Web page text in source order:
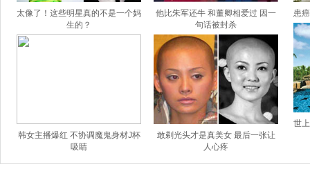
太像了！这些明星真的不是一个妈
生的？
他比朱军还牛 和董卿相爱过 因一
句话被封杀
韩女主播爆红 不协调魔鬼身材J杯
吸睛
敢剃光头才是真美女 最后一张让
人心疼
患
世